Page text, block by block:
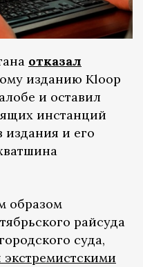
отказал
изданию Kloop
и оставил
инстанций
и его
образом
райсуда
суда,